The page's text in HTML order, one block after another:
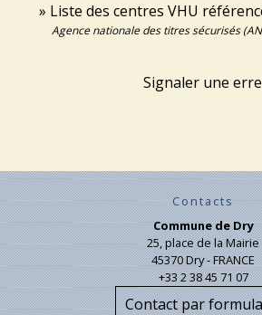
Liste des centres VHU
Agence nationale des titres sécurisés
Signaler une
Contacts
Commune de Dry
25, place de la Mairie
45370 Dry - FRANCE
+33 2 38 45 71 07
Contact par